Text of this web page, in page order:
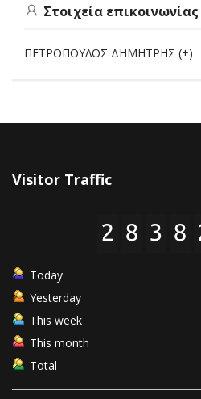
Στοιχεία επικοινωνίας
ΠΕΤΡΟΠΟΥΛΟΣ ΔΗΜΗΤΡΗΣ (+)
Visitor Traffic
Today
Yesterday
This week
This month
Total